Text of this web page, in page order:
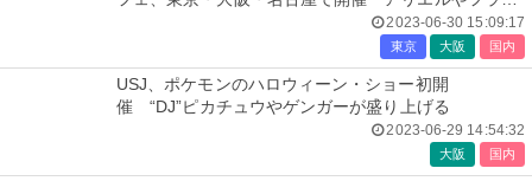
2023-06-30 15:09:17
東京 大阪 国内
USJ、ポケモンのハロウィーン・ショー初開
催 “DJ”ピカチュウやゲンガーが盛り上げる
2023-06-29 14:54:32
大阪 国内